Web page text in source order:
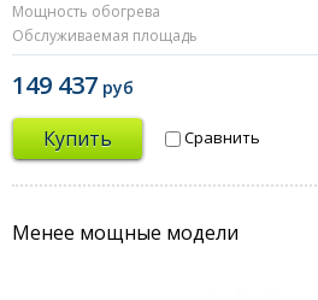
Мощность обогрева
Обслуживаемая площадь
149 437 руб
Купить Сравнить
Менее мощные модели